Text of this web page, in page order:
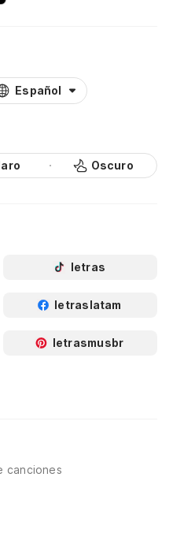
Español
Oscuro
letras
letraslatam
letrasmusbr
canciones